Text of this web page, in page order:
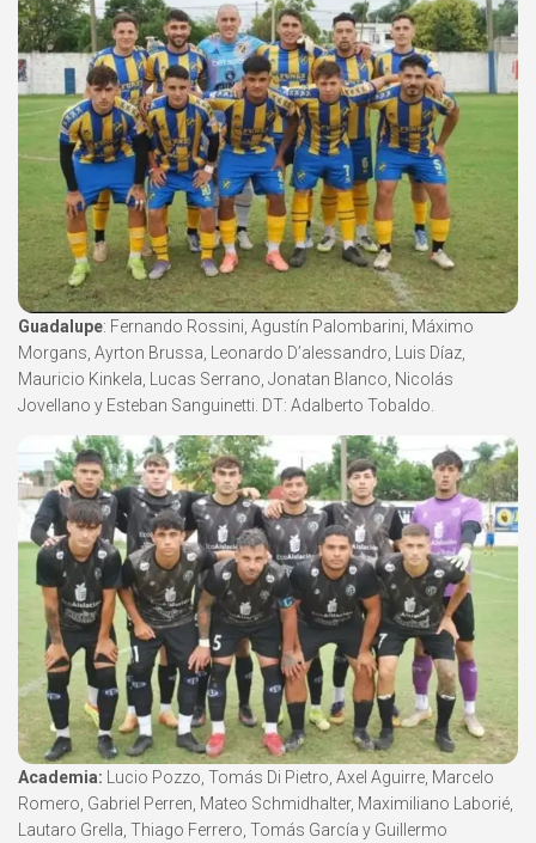
Guadalupe: Fernando Rossini, Agustín Palombarini, Máximo
Morgans, Ayrton Brussa, Leonardo D’alessandro, Luis Díaz,
Mauricio Kinkela, Lucas Serrano, Jonatan Blanco, Nicolás
Jovellano y Esteban Sanguinetti. DT: Adalberto Tobaldo.
Academia: Lucio Pozzo, Tomás Di Pietro, Axel Aguirre, Marcelo
Romero, Gabriel Perren, Mateo Schmidhalter, Maximiliano Laborié,
Lautaro Grella, Thiago Ferrero, Tomás García y Guillermo